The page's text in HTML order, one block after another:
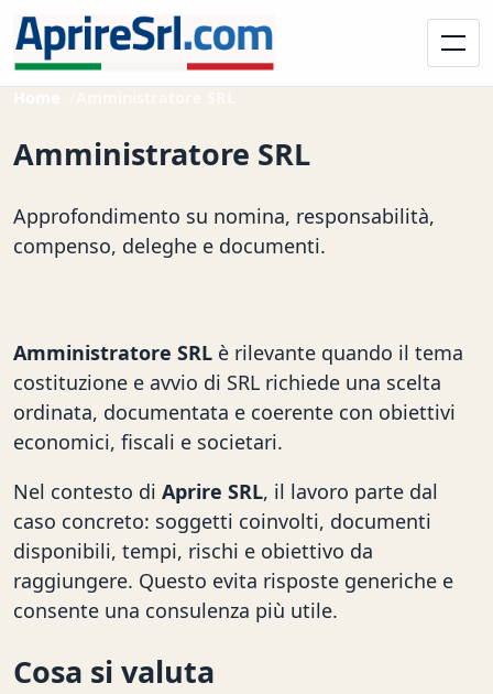
Amministratore SRL
Approfondimento su nomina, responsabilità,
compenso, deleghe e documenti.
Amministratore SRL è rilevante quando il tema
costituzione e avvio di SRL richiede una scelta
ordinata, documentata e coerente con obiettivi
economici, fiscali e societari.
Nel contesto di Aprire SRL, il lavoro parte dal
caso concreto: soggetti coinvolti, documenti
disponibili, tempi, rischi e obiettivo da
raggiungere. Questo evita risposte generiche e
consente una consulenza più utile.
Cosa si valuta